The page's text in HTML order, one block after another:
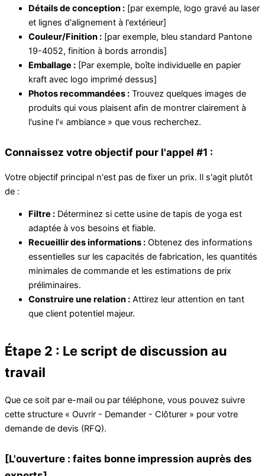
Détails de conception : [par exemple, logo gravé au laser
et lignes d'alignement à l'extérieur]
Couleur/Finition : [par exemple, bleu standard Pantone
19-4052, finition à bords arrondis]
Emballage : [Par exemple, boîte individuelle en papier
kraft avec logo imprimé dessus]
Photos recommandées : Trouvez quelques images de
produits qui vous plaisent afin de montrer clairement à
l'usine l'« ambiance » que vous recherchez.
Connaissez votre objectif pour l'appel #1 :
Votre objectif principal n'est pas de fixer un prix. Il s'agit plutôt
de :
Filtre : Déterminez si cette usine de tapis de yoga est
adaptée à vos besoins et fiable.
Recueillir des informations : Obtenez des informations
essentielles sur les capacités de fabrication, les quantités
minimales de commande et les estimations de prix
préliminaires.
Construire une relation : Attirez leur attention en tant
que client potentiel majeur.
Étape 2 : Le script de discussion au
travail
Que ce soit par e-mail ou par téléphone, vous pouvez suivre
cette structure « Ouvrir - Demander - Clôturer » pour votre
demande de devis (RFQ).
[L'ouverture : faites bonne impression auprès des